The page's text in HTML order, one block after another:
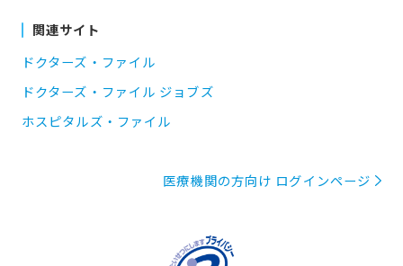
関連サイト
ドクターズ・ファイル
ドクターズ・ファイル ジョブズ
ホスピタルズ・ファイル
医療機関の方向け ログインページ